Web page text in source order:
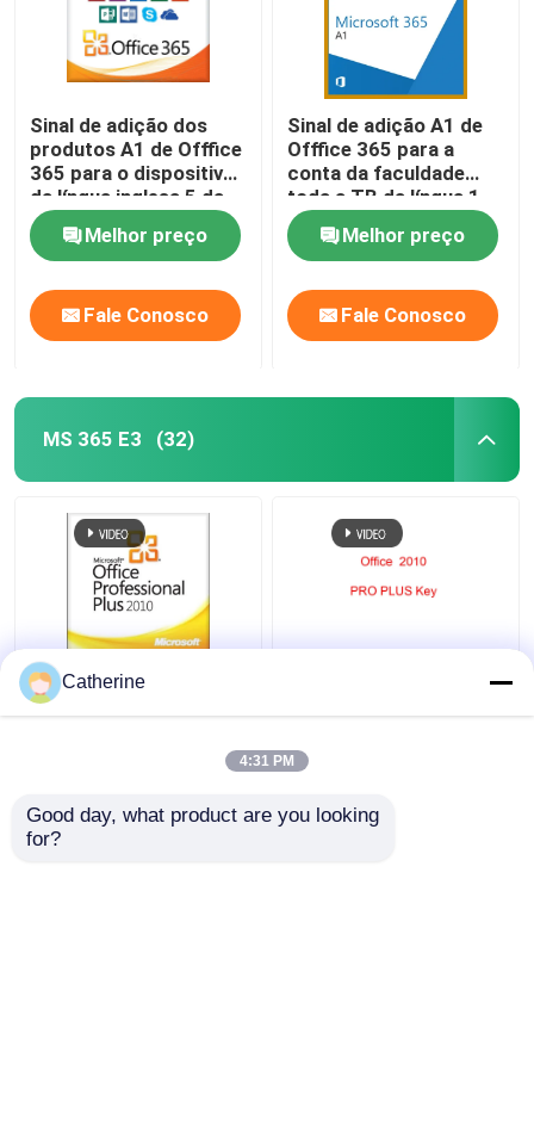
Sinal de adição dos
produtos A1 de Offfice
365 para o dispositivo
da língua inglesa 5 da
conta da educação
Melhor preço
Fale Conosco
Sinal de adição A1 de
Offfice 365 para a
conta da faculdade
toda a TB da língua 1
Melhor preço
Fale Conosco
MS 365 E3 (32)
Ativação 2010
completa da palavra
ativação 2010 múltipla
Catherine
4:31 PM
Good day, what product are you looking
for?